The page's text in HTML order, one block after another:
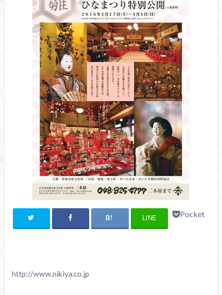
LINE Pocket
http://www.nikiya.co.jp